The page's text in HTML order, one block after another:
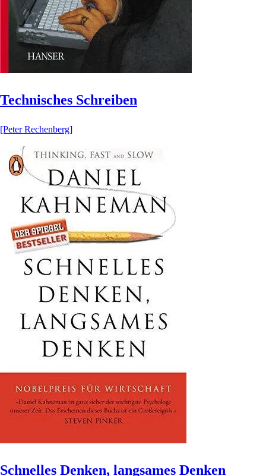
Technisches Schreiben
[Peter Rechenberg]
Schnelles Denken, langsames Denken